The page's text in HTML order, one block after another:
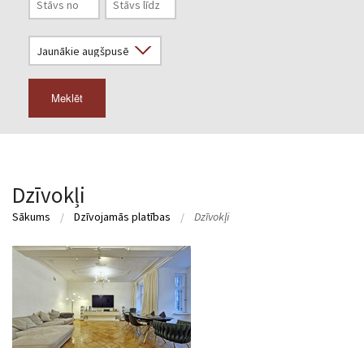
Meklēt
Dzīvokļi
Sākums Dzīvojamās platības Dzīvokļi